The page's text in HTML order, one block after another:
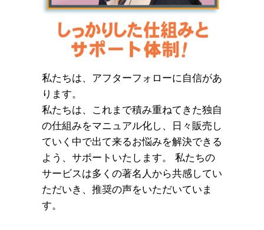
私たちは、アフターフォローに自信があ
ります。
私たちは、これまで積み重ねてきた独自
の仕組みをマニュアル化し、日々販売し
ていく中で出て来るお悩みを解決できる
よう、サポートいたします。 私たちの
サービスは多くの著名人から共感してい
ただいき、推奨の声をいただいていま
す。